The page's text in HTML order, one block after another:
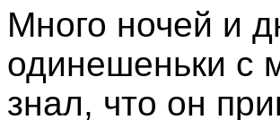
Много ночей и
одинешеньки с
знал, что он